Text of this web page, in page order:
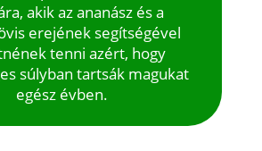
akik az ananász és a
erejének segítségével
tenni azért, hogy
súlyban tartsák magukat
egész évben.